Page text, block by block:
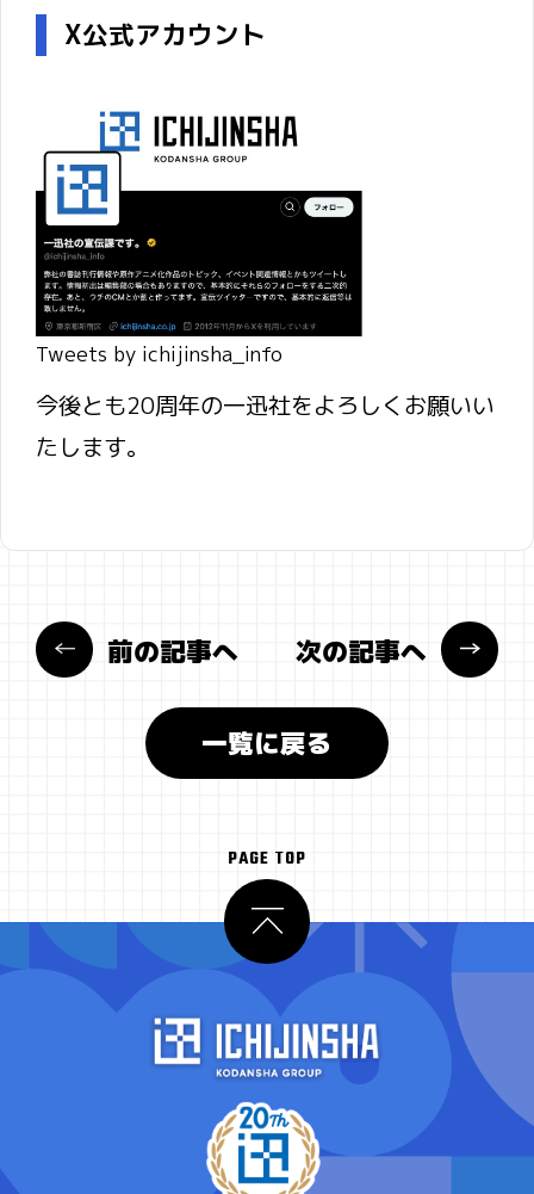
X公式アカウント
Tweets by ichijinsha_info
今後とも20周年の一迅社をよろしくお願いい
たします。
前の記事へ 次の記事へ
一覧に戻る